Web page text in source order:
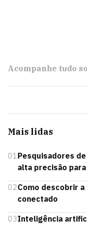
Acompanhe tudo
Mais lidas
01Pesquisadores
alta precisão
02Como descobrir
conectado
03Inteligência